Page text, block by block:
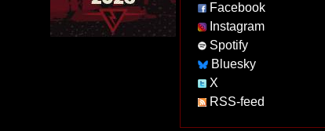
Facebook
Instagram
Spotify
Bluesky
X
RSS-feed